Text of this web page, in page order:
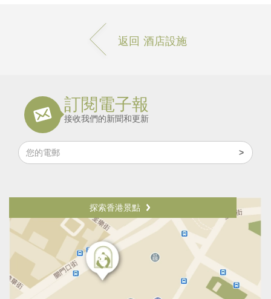
返回 酒店設施
訂閱電子報
接收我們的新聞和更新
探索香港景點